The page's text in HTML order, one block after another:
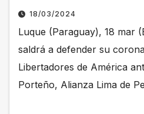
18/03/2024
Luque (Paraguay), 18 mar
saldrá a defender su
Libertadores de América
Porteño, Alianza Lima de